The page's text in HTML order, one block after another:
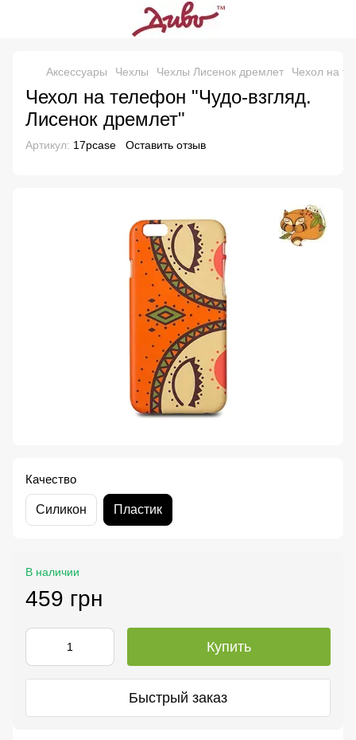
Аксессуары Чехлы Чехлы Лисенок дремлет Чехол на
Чехол на телефон "Чудо-взгляд.
Лисенок дремлет"
Артикул: 17pcase Оставить отзыв
Качество
Силикон Пластик
В наличии
459 грн
Купить
Быстрый заказ